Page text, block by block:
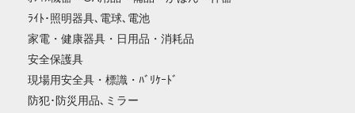
ﾗｲﾄ･照明器具､電球､電池
家電・健康器具・日用品・消耗品
安全保護具
現場用安全具・標識・ﾊﾞﾘｹｰﾄﾞ
防犯･防災用品､ミラー